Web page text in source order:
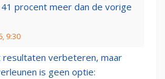
procent meer dan de vorige
9:30
resultaten verbeteren, maar
is geen optie: